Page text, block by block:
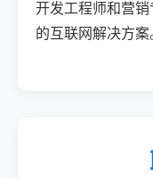
开发工程师和营
的互联网解决方案